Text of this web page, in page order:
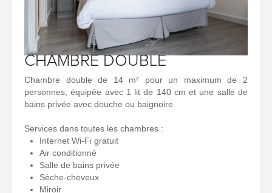
CHAMBRE DOUBLE
Chambre double de 14 m² pour un maximum de 2
personnes, équipée avec 1 lit de 140 cm et une salle de
bains privée avec douche ou baignoire
Services dans toutes les chambres :
Internet Wi-Fi gratuit
Air conditionné
Salle de bains privée
Sèche-cheveux
Miroir